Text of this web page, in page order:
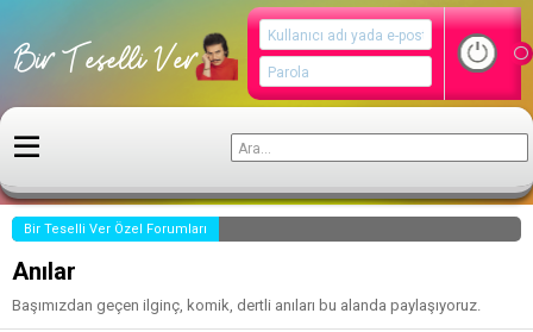
Bir Teselli Ver Özel Forumları
Anılar
Başımızdan geçen ilginç, komik, dertli anıları bu alanda paylaşıyoruz.